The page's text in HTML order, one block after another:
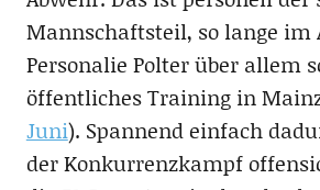
Mannschaftsteil, so lange im
Personalie Polter über allem
öffentliches Training in
Juni). Spannend einfach
der Konkurrenzkampf